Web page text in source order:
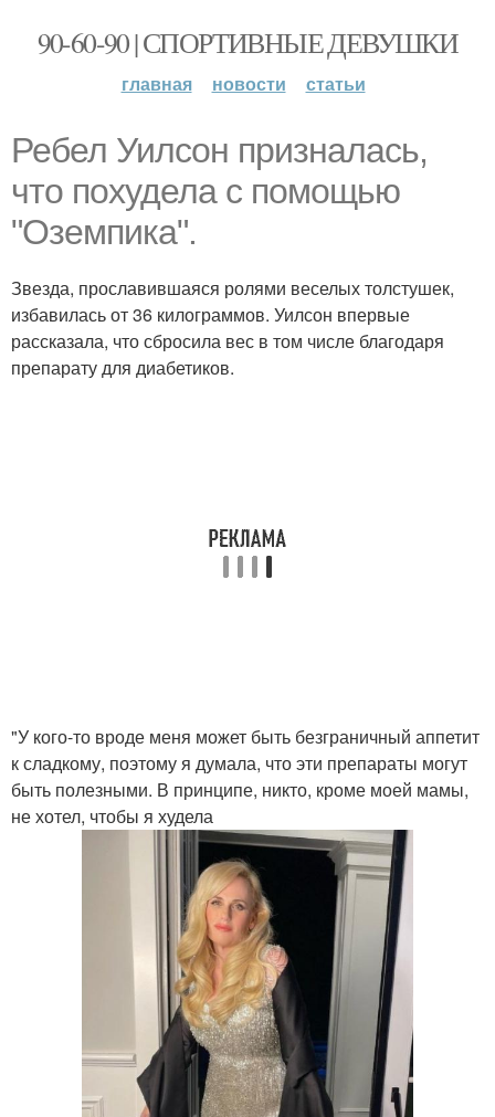
90-60-90 | СПОРТИВНЫЕ ДЕВУШКИ
главная новости статьи
Ребел Уилсон призналась,
что похудела с помощью
"Оземпика".
Звезда, прославившаяся ролями веселых толстушек,
избавилась от 36 килограммов. Уилсон впервые
рассказала, что сбросила вес в том числе благодаря
препарату для диабетиков.
"У кого-то вроде меня может быть безграничный аппетит
к сладкому, поэтому я думала, что эти препараты могут
быть полезными. В принципе, никто, кроме моей мамы,
не хотел, чтобы я худела